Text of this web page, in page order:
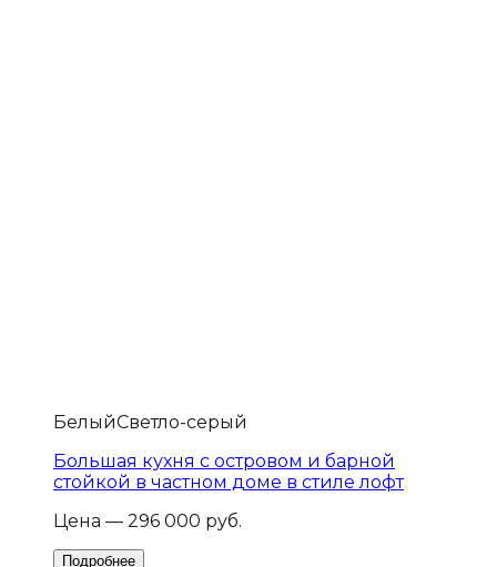
БелыйСветло-серый
Большая кухня с островом и барной
стойкой в частном доме в стиле лофт
Цена — 296 000 руб.